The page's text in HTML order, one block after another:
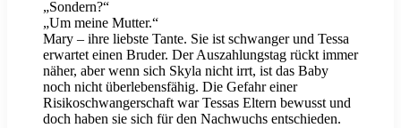
„Sondern?“
„Um meine Mutter.“
Mary – ihre liebste Tante. Sie ist schwanger und Tessa
erwartet einen Bruder. Der Auszahlungstag rückt immer
näher, aber wenn sich Skyla nicht irrt, ist das Baby
noch nicht überlebensfähig. Die Gefahr einer
Risikoschwangerschaft war Tessas Eltern bewusst und
doch haben sie sich für den Nachwuchs entschieden.